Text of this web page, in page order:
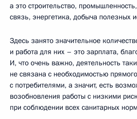
а это строительство,
связь, энергетика, добыча полезных
Здесь занято значительное
и работа для них – это зарплата,
И, что очень важно, деятельность
не связана с необходимостью
с потребителями, а значит, есть
возобновления работы с низкими
при соблюдении всех санитарных